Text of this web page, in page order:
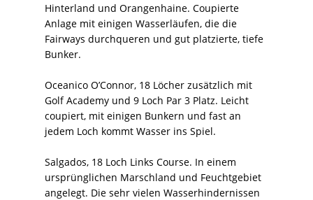
Hinterland und Orangenhaine. Coupierte
Anlage mit einigen Wasserläufen, die die
Fairways durchqueren und gut platzierte, tiefe
Bunker.
Oceanico O’Connor, 18 Löcher zusätzlich mit
Golf Academy und 9 Loch Par 3 Platz. Leicht
coupiert, mit einigen Bunkern und fast an
jedem Loch kommt Wasser ins Spiel.
Salgados, 18 Loch Links Course. In einem
ursprünglichen Marschland und Feuchtgebiet
angelegt. Die sehr vielen Wasserhindernissen